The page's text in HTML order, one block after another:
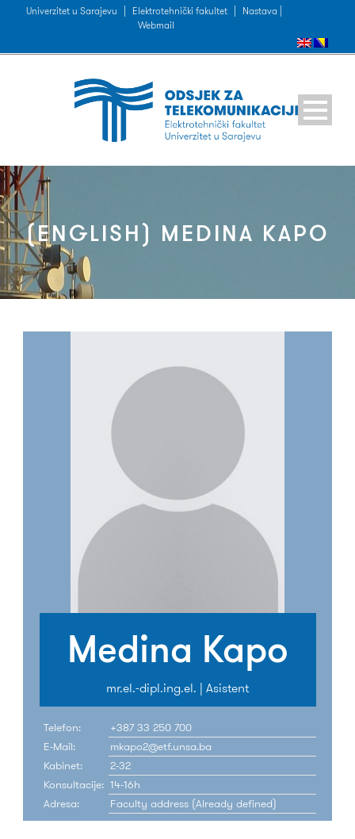
Univerzitet u Sarajevu Elektrotehnički fakultet
Nastava |
Webmail
(ENGLISH) MEDINA KAPO
Medina Kapo
mr.el.-dipl.ing.el. | Asistent
Telefon:
+387 33 250 700
E-Mail:
mkapo2@etf.unsa.ba
Kabinet:
2-32
Konsultacije: 14-16h
Adresa:
Faculty address (Already defined)